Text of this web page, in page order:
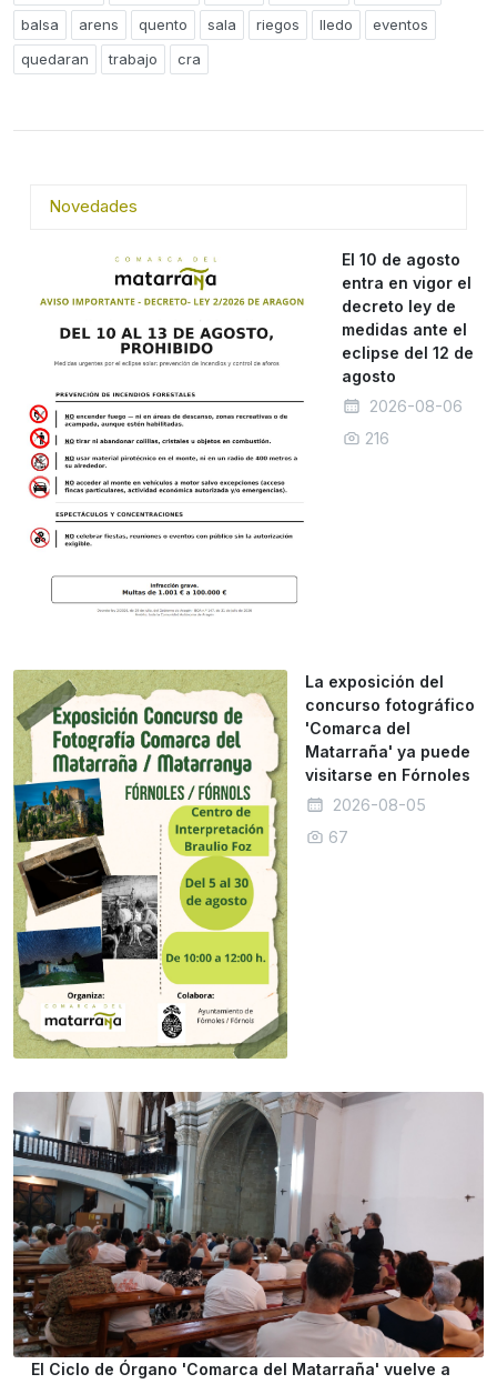
balsa
arens quento sala riegos lledo
eventos
quedaran
trabajo cra
Novedades
El 10 de agosto
entra en vigor el
decreto ley de
medidas ante el
eclipse del 12 de
agosto
2026-08-06
216
La exposición del
concurso fotográfico
'Comarca del
Matarraña' ya puede
visitarse en Fórnoles
2026-08-05
67
El Ciclo de Órgano 'Comarca del Matarraña' vuelve a